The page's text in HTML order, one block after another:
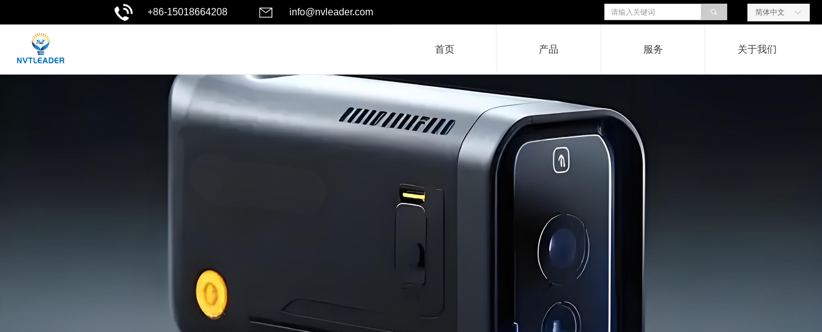
首页 产品 服务 关于我们
+86-15018664208 info@nvleader.com 끠 ꀅ
简体中文